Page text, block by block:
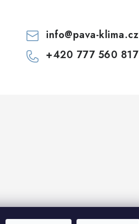
info@pava-klima.cz
+420 777 560 817